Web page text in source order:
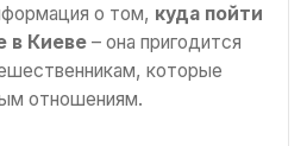
о том, куда пойти
в Киеве – она пригодится
которые
отношениям.